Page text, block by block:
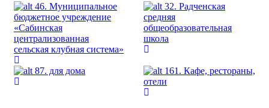
46. Муниципальное
бюджетное учреждение
«Сабинская
централизованная
сельская клубная система»
32. Радченская
средняя
общеобразовательная
школа
87. для дома
161. Кафе, рестораны,
отели